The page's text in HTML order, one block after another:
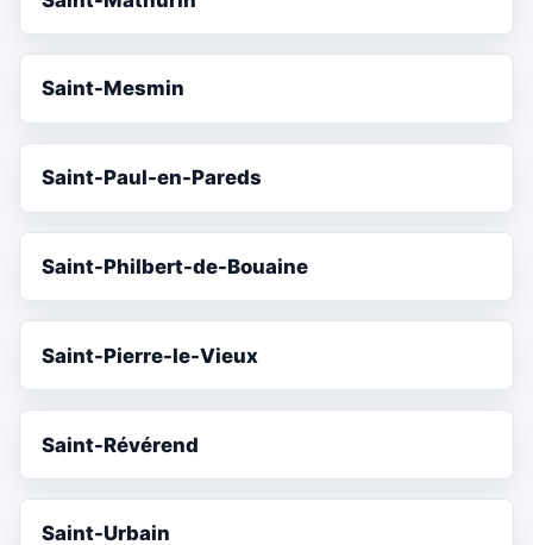
Saint-Mesmin
Saint-Paul-en-Pareds
Saint-Philbert-de-Bouaine
Saint-Pierre-le-Vieux
Saint-Révérend
Saint-Urbain